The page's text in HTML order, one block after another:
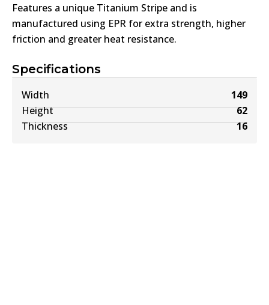
Specifications
Width
149
Height
62
Thickness
16
Features a unique Titanium Stripe and is
manufactured using EPR for extra strength, higher
friction and greater heat resistance.